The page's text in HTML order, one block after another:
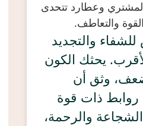
وعطارد تتحدى
والتعاطف.
والتجديد
يحثك الكون
وثق أن
ذات قوة
والرحمة،